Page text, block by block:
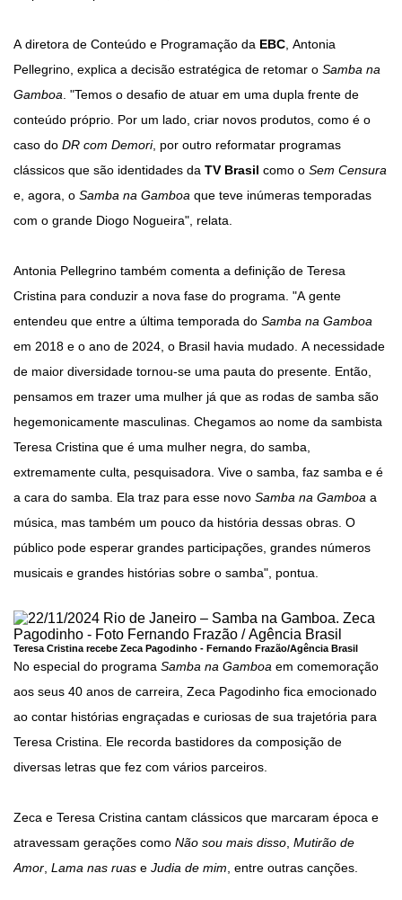
A diretora de Conteúdo e Programação da EBC, Antonia
Pellegrino, explica a decisão estratégica de retomar o Samba na
Gamboa. "Temos o desafio de atuar em uma dupla frente de
conteúdo próprio. Por um lado, criar novos produtos, como é o
caso do DR com Demori, por outro reformatar programas
clássicos que são identidades da TV Brasil como o Sem Censura
e, agora, o Samba na Gamboa que teve inúmeras temporadas
com o grande Diogo Nogueira", relata.
Antonia Pellegrino também comenta a definição de Teresa
Cristina para conduzir a nova fase do programa. "A gente
entendeu que entre a última temporada do Samba na Gamboa
em 2018 e o ano de 2024, o Brasil havia mudado. A necessidade
de maior diversidade tornou-se uma pauta do presente. Então,
pensamos em trazer uma mulher já que as rodas de samba são
hegemonicamente masculinas. Chegamos ao nome da sambista
Teresa Cristina que é uma mulher negra, do samba,
extremamente culta, pesquisadora. Vive o samba, faz samba e é
a cara do samba. Ela traz para esse novo Samba na Gamboa a
música, mas também um pouco da história dessas obras. O
público pode esperar grandes participações, grandes números
musicais e grandes histórias sobre o samba", pontua.
Teresa Cristina recebe Zeca Pagodinho - Fernando Frazão/Agência Brasil
No especial do programa Samba na Gamboa em comemoração
aos seus 40 anos de carreira, Zeca Pagodinho fica emocionado
ao contar histórias engraçadas e curiosas de sua trajetória para
Teresa Cristina. Ele recorda bastidores da composição de
diversas letras que fez com vários parceiros.
Zeca e Teresa Cristina cantam clássicos que marcaram época e
atravessam gerações como Não sou mais disso, Mutirão de
Amor, Lama nas ruas e Judia de mim, entre outras canções.